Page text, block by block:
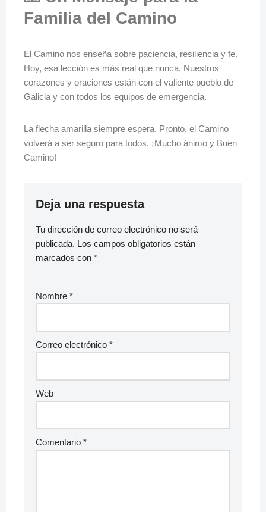
Familia del Camino
El Camino nos enseña sobre paciencia, resiliencia y fe.
Hoy, esa lección es más real que nunca. Nuestros
corazones y oraciones están con el valiente pueblo de
Galicia y con todos los equipos de emergencia.
La flecha amarilla siempre espera. Pronto, el Camino
volverá a ser seguro para todos. ¡Mucho ánimo y Buen
Camino!
Deja una respuesta
Tu dirección de correo electrónico no será
publicada. Los campos obligatorios están
marcados con *
Nombre *
Correo electrónico *
Web
Comentario *